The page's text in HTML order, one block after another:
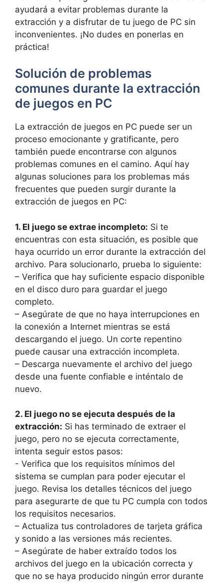
ayudará⁢ a evitar ‍problemas durante la
extracción y a disfrutar de tu⁣ juego de PC sin
inconvenientes. ¡No⁢ dudes ‍en ponerlas en‌
práctica!
Solución de problemas
comunes⁤ durante ⁢la extracción
de juegos ⁣en PC
La ⁢extracción de ⁢juegos en PC‍ puede‌ ser un
proceso emocionante y ⁤gratificante,​ pero
también puede encontrarse con algunos
problemas comunes en el camino. Aquí ⁤hay
algunas soluciones para los ‍problemas más
frecuentes que⁢ pueden surgir durante la
extracción​ de ⁢juegos⁢ en PC:
1. El ‍juego se extrae incompleto: Si te
encuentras con esta situación, es posible ​que
⁤haya ocurrido un ​error ⁣durante la extracción ‌del
‍archivo. Para solucionarlo, prueba lo ⁣siguiente:
– ⁢Verifica que hay suficiente espacio disponible
en el ‌disco duro para guardar el⁢ juego‍
completo.
– Asegúrate de que no haya ⁢interrupciones en
la conexión a Internet mientras se está
descargando ​el‍ juego. Un ⁤corte repentino
puede causar una⁣ extracción incompleta.
– Descarga nuevamente el archivo del juego
‍desde una⁣ fuente confiable ⁤e‌ inténtalo⁤ de
nuevo.
2.⁣ El juego no‍ se ejecuta⁣ después de la
extracción: Si has terminado⁢ de‌ extraer​ el‍
juego, pero no​ se ejecuta correctamente,
intenta seguir estos pasos:
-⁣ Verifica ​que los requisitos mínimos del
sistema se cumplan ‌para poder ejecutar el
juego. Revisa los​ detalles​ técnicos ⁤del ⁣juego‍
para asegurarte de que tu PC cumpla con todos
los‌ requisitos necesarios.
– Actualiza⁤ tus controladores de tarjeta ⁢gráfica
y sonido ​a las⁣ versiones ⁢más ‍recientes.
– Asegúrate de haber ⁤extraído ⁣todos los
archivos del juego en la ubicación correcta ⁢y⁢
que no‍ se ‍haya producido ningún error durante